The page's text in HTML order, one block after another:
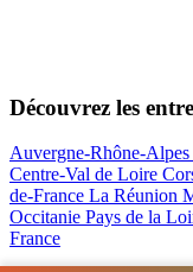
Découvrez les
Auvergne-Rhône-Alpes
Centre-Val de Loire
de-France La Réunion
Occitanie Pays de la
France